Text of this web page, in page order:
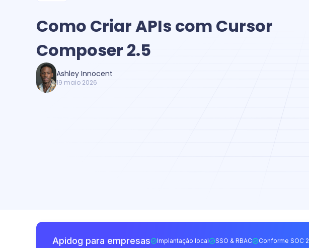
Como Criar APIs com Cursor
Composer 2.5
Ashley Innocent
19 maio 2026
Apidog para empresas Implantação local SSO & RBAC Conforme SOC 2